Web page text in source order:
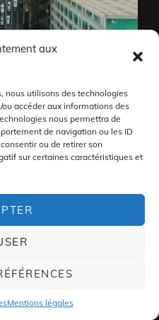
aux
nous utilisons des technologies
accéder aux informations des
nous permettra de
de navigation ou les ID
ou de retirer son
sur certaines caractéristiques et
Mentions légales
|
CATCH THEMES